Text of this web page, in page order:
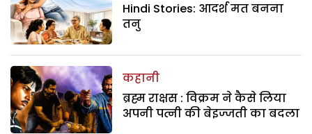
Hindi Stories: आदर्श मत बनना
तनु
कहानी
ब्रह्म राक्षस : विक्रम ने कैसे लिया
अपनी पत्नी की बेइज्जती का बदला